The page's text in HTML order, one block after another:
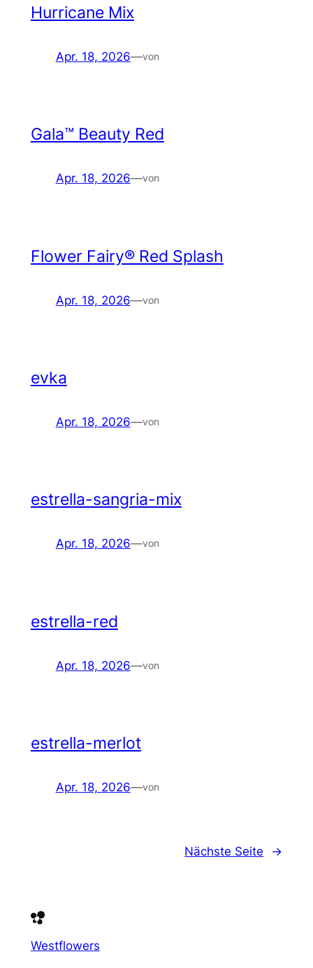
Hurricane Mix
Apr. 18, 2026—von
Gala™ Beauty Red
Apr. 18, 2026—von
Flower Fairy® Red Splash
Apr. 18, 2026—von
evka
Apr. 18, 2026—von
estrella-sangria-mix
Apr. 18, 2026—von
estrella-red
Apr. 18, 2026—von
estrella-merlot
Apr. 18, 2026—von
Nächste Seite →
Westflowers